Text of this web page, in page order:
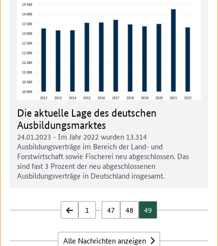
Die aktuelle Lage des deutschen
Ausbildungsmarktes
24.01.2023 - Im Jahr 2022 wurden 13.314
Ausbildungsverträge im Bereich der Land- und
Forstwirtschaft sowie Fischerei neu abgeschlossen. Das
sind fast 3 Prozent der neu abgeschlossenen
Ausbildungsverträge in Deutschland insgesamt.
zurück
1 … 47 48 49
Alle Nachrichten anzeigen